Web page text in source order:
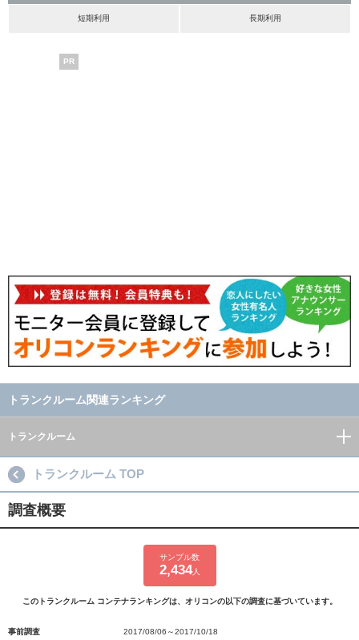
短期利用 長期利用
PR
トランクルーム関連ランキング
トランクルーム
トランクルーム TOP
調査概要
サンプル数
2,434人
このトランクルーム コンテナランキングは、オリコンの以下の調査に基づいています。
事前調査 2017/08/06～2017/10/18